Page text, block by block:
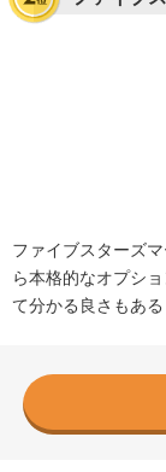
ファイブスターズ
ら本格的なオプシ
て分かる良さもあ